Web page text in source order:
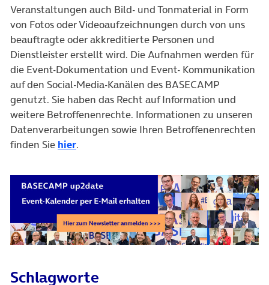
Veranstaltungen auch Bild- und Tonmaterial in Form
von Fotos oder Videoaufzeichnungen durch von uns
beauftragte oder akkreditierte Personen und
Dienstleister erstellt wird. Die Aufnahmen werden für
die Event-Dokumentation und Event- Kommunikation
auf den Social-Media-Kanälen des BASECAMP
genutzt. Sie haben das Recht auf Information und
weitere Betroffenenrechte. Informationen zu unseren
Datenverarbeitungen sowie Ihren Betroffenenrechten
finden Sie hier.
Schlagworte